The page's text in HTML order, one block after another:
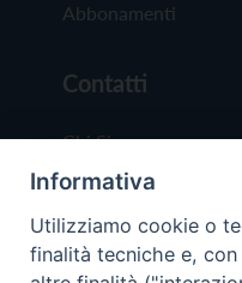
Abbonamenti
Contatti
Chi Siamo
Redazione
Scrivici
Informativa
Utilizziamo cookie o
finalità tecniche e,